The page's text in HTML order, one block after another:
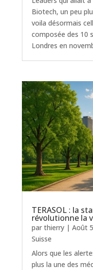
Biotech, un peu
voila désormais
composée des 10
Londres en
TERASOL : la
révolutionne la
par thierry| Août
Suisse
Alors que les
plus la une des